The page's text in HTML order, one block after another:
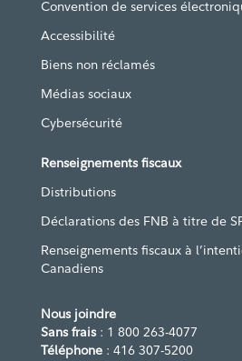
Convention de services
Accessibilité
Biens non réclamés
Médias sociaux
Cybersécurité
Renseignements fiscaux
Distributions
Déclarations des FNB à titre de
Renseignements fiscaux à
Canadiens
Nous joindre
Sans frais: 1 800 263-4077
Téléphone : 416 307-5200